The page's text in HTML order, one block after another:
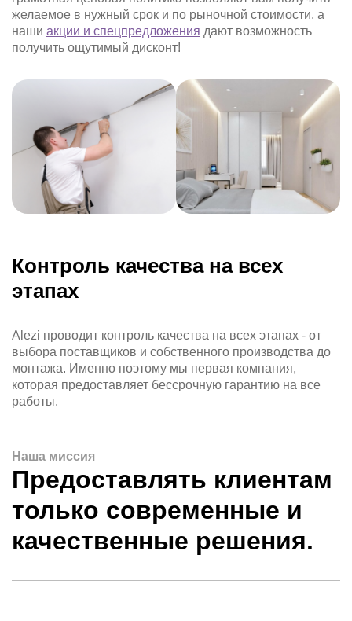
желаемое в нужный срок и по рыночной стоимости, а
наши акции и спецпредложения дают возможность
получить ощутимый дисконт!
Контроль качества на всех
этапах
Alezi проводит контроль качества на всех этапах - от
выбора поставщиков и собственного производства до
монтажа. Именно поэтому мы первая компания,
которая предоставляет бессрочную гарантию на все
работы.
Наша миссия
Предоставлять клиентам
только современные и
качественные решения.